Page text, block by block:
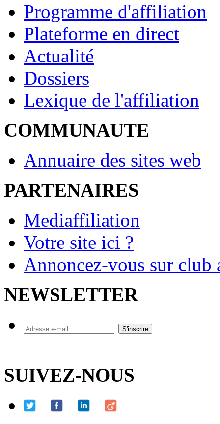
Programme d'affiliation
Plateforme en direct
Actualité
Dossiers
Lexique de l'affiliation
COMMUNAUTE
Annuaire des sites web
PARTENAIRES
Mediaffiliation
Votre site ici ?
Annoncez-vous sur
NEWSLETTER
SUIVEZ-NOUS